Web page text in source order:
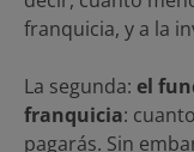
franquicia, y a la
La segunda: el
franquicia:
pagarás. Sin